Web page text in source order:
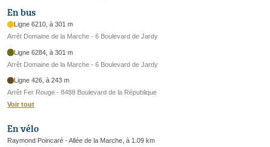
En bus
Ligne 6210, à 301 m
Arrêt Domaine de la Marche - 6 Boulevard de Jardy
Ligne 6284, à 301 m
Arrêt Domaine de la Marche - 6 Boulevard de Jardy
Ligne 426, à 243 m
Arrêt Fer Rouge - 8488 Boulevard de la République
Voir tout
En vélo
Raymond Poincaré - Allée de la Marche, à 1.09 km